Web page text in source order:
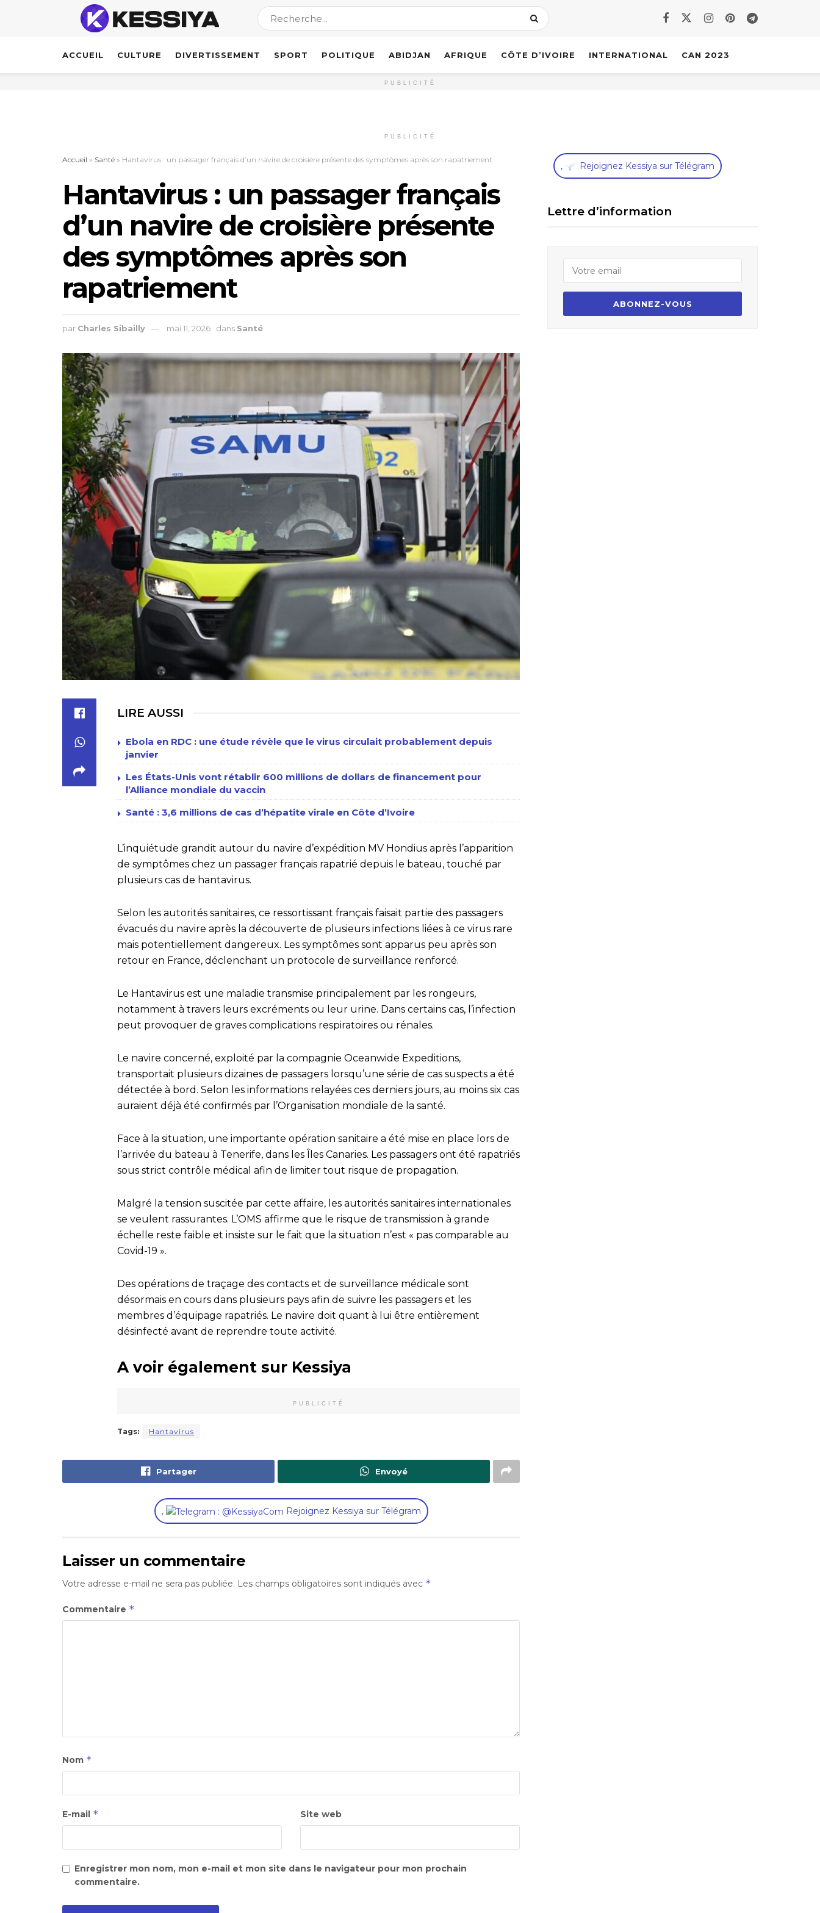
ACCUEIL CULTURE DIVERTISSEMENT SPORT POLITIQUE ABIDJAN AFRIQUE CÔTE D’IVOIRE INTERNATIONAL CAN 2023
PUBLICITÉ
PUBLICITÉ
Accueil » Santé » Hantavirus : un passager français d’un navire de croisière présente des symptômes après son rapatriement
Hantavirus : un passager français
d’un navire de croisière présente
des symptômes après son
rapatriement
par Charles Sibailly mai 11, 2026 dans Santé
LIRE AUSSI
Ebola en RDC : une étude révèle que le virus circulait probablement depuis
janvier
Les États-Unis vont rétablir 600 millions de dollars de financement pour
l’Alliance mondiale du vaccin
Santé : 3,6 millions de cas d’hépatite virale en Côte d’Ivoire
L’inquiétude grandit autour du navire d’expédition MV Hondius après l’apparition
de symptômes chez un passager français rapatrié depuis le bateau, touché par
plusieurs cas de hantavirus.
Selon les autorités sanitaires, ce ressortissant français faisait partie des passagers
évacués du navire après la découverte de plusieurs infections liées à ce virus rare
mais potentiellement dangereux. Les symptômes sont apparus peu après son
retour en France, déclenchant un protocole de surveillance renforcé.
Le Hantavirus est une maladie transmise principalement par les rongeurs,
notamment à travers leurs excréments ou leur urine. Dans certains cas, l’infection
peut provoquer de graves complications respiratoires ou rénales.
Le navire concerné, exploité par la compagnie Oceanwide Expeditions,
transportait plusieurs dizaines de passagers lorsqu’une série de cas suspects a été
détectée à bord. Selon les informations relayées ces derniers jours, au moins six cas
auraient déjà été confirmés par l’Organisation mondiale de la santé.
Face à la situation, une importante opération sanitaire a été mise en place lors de
l’arrivée du bateau à Tenerife, dans les Îles Canaries. Les passagers ont été rapatriés
sous strict contrôle médical afin de limiter tout risque de propagation.
Malgré la tension suscitée par cette affaire, les autorités sanitaires internationales
se veulent rassurantes. L’OMS affirme que le risque de transmission à grande
échelle reste faible et insiste sur le fait que la situation n’est « pas comparable au
Covid-19 ».
Des opérations de traçage des contacts et de surveillance médicale sont
désormais en cours dans plusieurs pays afin de suivre les passagers et les
membres d’équipage rapatriés. Le navire doit quant à lui être entièrement
désinfecté avant de reprendre toute activité.
A voir également sur Kessiya
PUBLICITÉ
Tags: Hantavirus
Partager Envoyé
, Rejoignez Kessiya sur Télégram
Laisser un commentaire
Votre adresse e-mail ne sera pas publiée. Les champs obligatoires sont indiqués avec *
Commentaire *
Nom *
E-mail * Site web
Enregistrer mon nom, mon e-mail et mon site dans le navigateur pour mon prochain
commentaire.
, Rejoignez Kessiya sur Télégram
Lettre d’information